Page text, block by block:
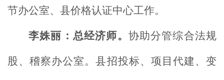
节办公室、县价格认证中心工作。
李姝丽：总经济师。 协助分管综合法规
股、稽察办公室。县招投标、项目代建、变